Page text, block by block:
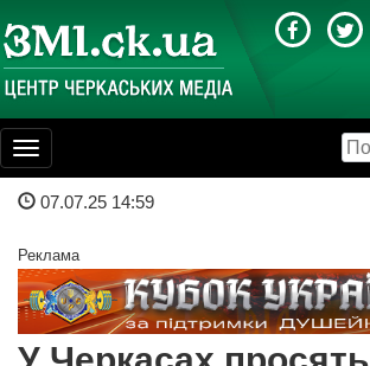
Toggle
navigation
07.07.25 14:59
Реклама